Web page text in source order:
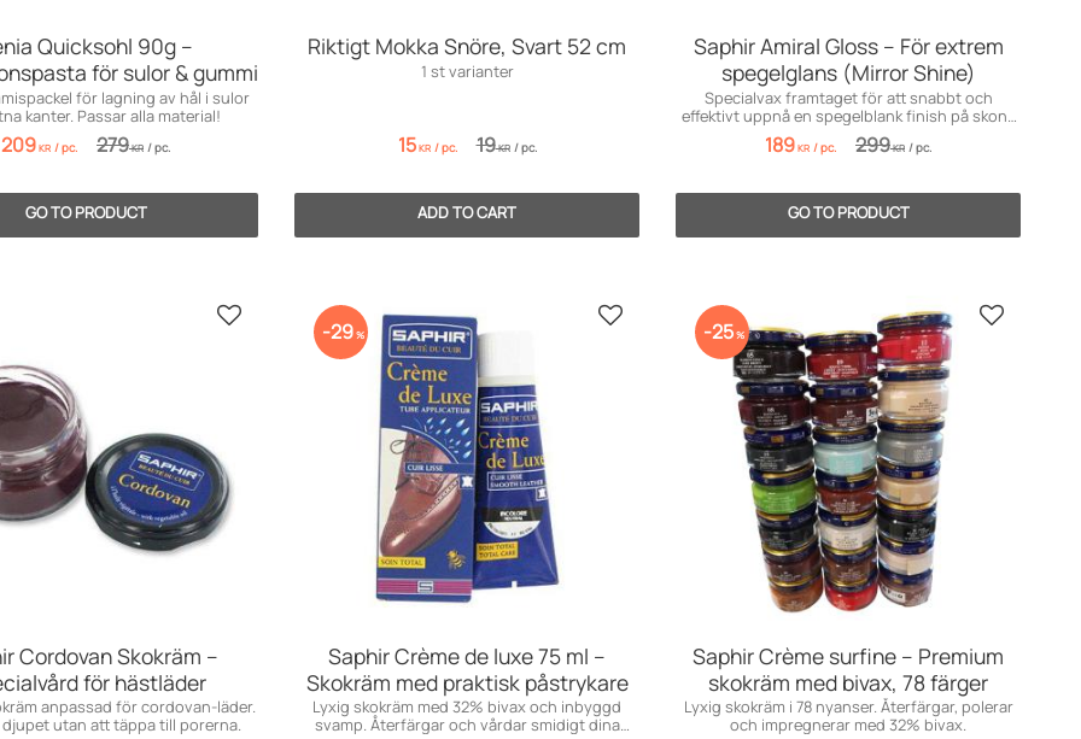
Quicksohl 90g –
för sulor & gummi
för lagning av hål i sulor
kanter. Passar alla material!
209KR /pc. 279KR /pc.
Riktigt Mokka Snöre, Svart 52 cm
1 st varianter
15KR /pc. 19KR /pc.
Saphir Amiral Gloss – För extrem
spegelglans (Mirror Shine)
Specialvax framtaget för att snabbt och
effektivt uppnå en spegelblank finish på skons
hårda partier.
189KR /pc. 299KR /pc.
Cordovan Skokräm –
för hästläder
anpassad för cordovan-läder.
djupet utan att täppa till porerna.
Add to favorites
Saphir Crème de luxe 75 ml –
Skokräm med praktisk påstrykare
Lyxig skokräm med 32% bivax och inbyggd
svamp. Återfärgar och vårdar smidigt dina
29% Add to favorites
Saphir Crème surfine – Premium
skokräm med bivax, 78 färger
Lyxig skokräm i 78 nyanser. Återfärgar, polerar
och impregnerar med 32% bivax.
25% Add to